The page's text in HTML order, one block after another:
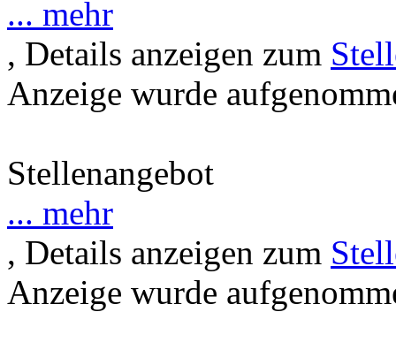
... mehr
, Details anzeigen zum
Anzeige wurde
Stellenangebot
... mehr
, Details anzeigen zum
Anzeige wurde